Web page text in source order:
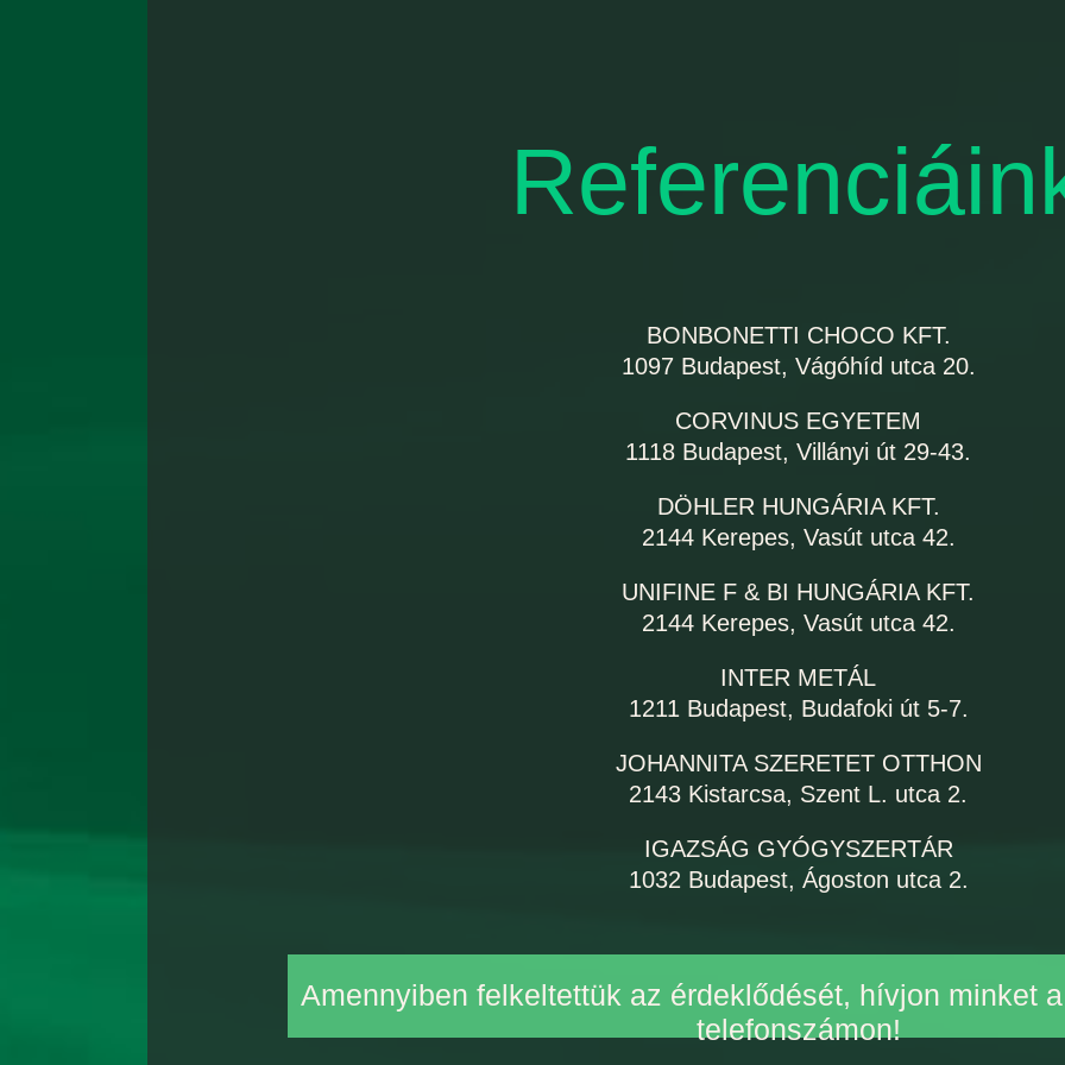
BONBONETTI CHOCO KFT.
1097 Budapest, Vágóhíd utca 20.
CORVINUS EGYETEM
1118 Budapest, Villányi út 29-43.
DÖHLER HUNGÁRIA KFT.
2144 Kerepes, Vasút utca 42.
UNIFINE F & BI HUNGÁRIA KFT.
2144 Kerepes, Vasút utca 42.
INTER METÁL
1211 Budapest, Budafoki út 5-7.
JOHANNITA SZERETET OTTHON
2143 Kistarcsa, Szent L. utca 2.
IGAZSÁG GYÓGYSZERTÁR
1032 Budapest, Ágoston utca 2.
Amennyiben felkeltettük az érdeklődését, hívjon minket
telefonszámon!